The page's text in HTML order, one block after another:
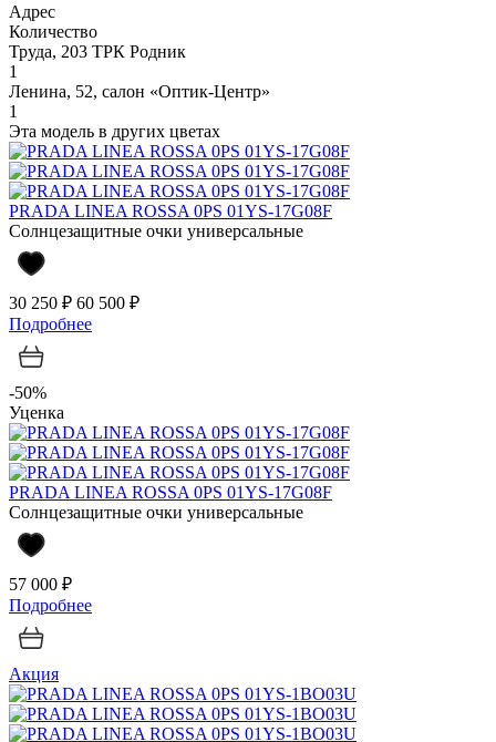
Адрес
Количество
Труда, 203 ТРК Родник
1
Ленина, 52, салон «Оптик-Центр»
1
Эта модель в других цветах
PRADA LINEA ROSSA 0PS 01YS-17G08F
Солнцезащитные очки универсальные
30 250 ₽ 60 500 ₽
Подробнее
-50%
Уценка
PRADA LINEA ROSSA 0PS 01YS-17G08F
Солнцезащитные очки универсальные
57 000 ₽
Подробнее
Акция